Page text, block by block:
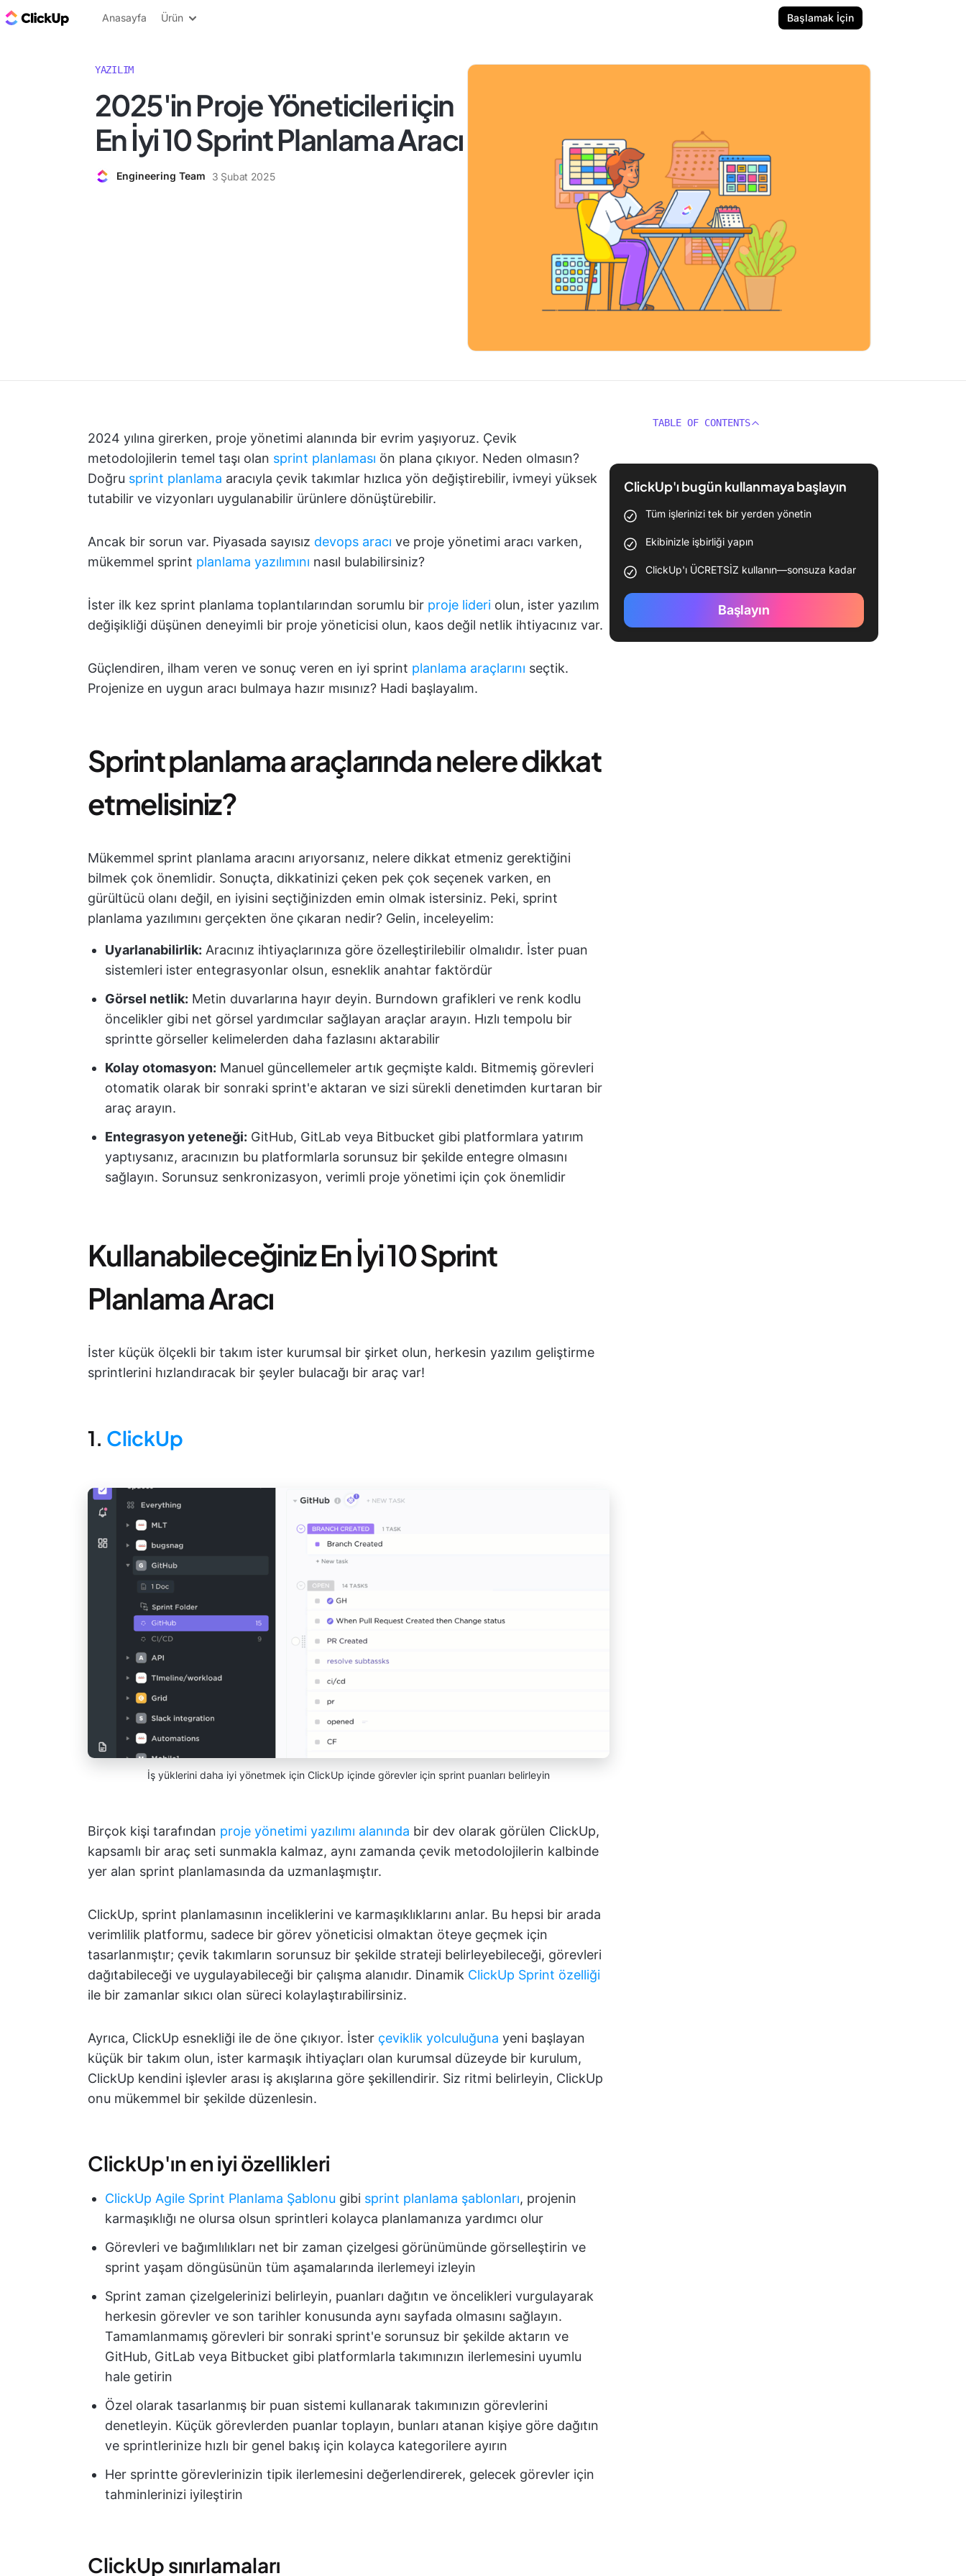
ClickUp Blog
Anasayfa Ürün Başlamak İçin
YAZILIM
2025'in Proje Yöneticileri için
En İyi 10 Sprint Planlama Aracı
Engineering Team 3 Şubat 2025
2024 yılına girerken, proje yönetimi alanında bir evrim yaşıyoruz. Çevik
metodolojilerin temel taşı olan sprint planlaması ön plana çıkıyor. Neden olmasın?
Doğru sprint planlama aracıyla çevik takımlar hızlıca yön değiştirebilir, ivmeyi yüksek
tutabilir ve vizyonları uygulanabilir ürünlere dönüştürebilir.
Ancak bir sorun var. Piyasada sayısız devops aracı ve proje yönetimi aracı varken,
mükemmel sprint planlama yazılımını nasıl bulabilirsiniz?
İster ilk kez sprint planlama toplantılarından sorumlu bir proje lideri olun, ister yazılım
değişikliği düşünen deneyimli bir proje yöneticisi olun, kaos değil netlik ihtiyacınız var.
Güçlendiren, ilham veren ve sonuç veren en iyi sprint planlama araçlarını seçtik.
Projenize en uygun aracı bulmaya hazır mısınız? Hadi başlayalım.
Sprint planlama araçlarında nelere dikkat
etmelisiniz?
Mükemmel sprint planlama aracını arıyorsanız, nelere dikkat etmeniz gerektiğini
bilmek çok önemlidir. Sonuçta, dikkatinizi çeken pek çok seçenek varken, en
gürültücü olanı değil, en iyisini seçtiğinizden emin olmak istersiniz. Peki, sprint
planlama yazılımını gerçekten öne çıkaran nedir? Gelin, inceleyelim:
Uyarlanabilirlik: Aracınız ihtiyaçlarınıza göre özelleştirilebilir olmalıdır. İster puan
sistemleri ister entegrasyonlar olsun, esneklik anahtar faktördür
Görsel netlik: Metin duvarlarına hayır deyin. Burndown grafikleri ve renk kodlu
öncelikler gibi net görsel yardımcılar sağlayan araçlar arayın. Hızlı tempolu bir
sprintte görseller kelimelerden daha fazlasını aktarabilir
Kolay otomasyon: Manuel güncellemeler artık geçmişte kaldı. Bitmemiş görevleri
otomatik olarak bir sonraki sprint'e aktaran ve sizi sürekli denetimden kurtaran bir
araç arayın.
Entegrasyon yeteneği: GitHub, GitLab veya Bitbucket gibi platformlara yatırım
yaptıysanız, aracınızın bu platformlarla sorunsuz bir şekilde entegre olmasını
sağlayın. Sorunsuz senkronizasyon, verimli proje yönetimi için çok önemlidir
Kullanabileceğiniz En İyi 10 Sprint
Planlama Aracı
İster küçük ölçekli bir takım ister kurumsal bir şirket olun, herkesin yazılım geliştirme
sprintlerini hızlandıracak bir şeyler bulacağı bir araç var!
1. ClickUp
İş yüklerini daha iyi yönetmek için ClickUp içinde görevler için sprint puanları belirleyin
Birçok kişi tarafından proje yönetimi yazılımı alanında bir dev olarak görülen ClickUp,
kapsamlı bir araç seti sunmakla kalmaz, aynı zamanda çevik metodolojilerin kalbinde
yer alan sprint planlamasında da uzmanlaşmıştır.
ClickUp, sprint planlamasının inceliklerini ve karmaşıklıklarını anlar. Bu hepsi bir arada
verimlilik platformu, sadece bir görev yöneticisi olmaktan öteye geçmek için
tasarlanmıştır; çevik takımların sorunsuz bir şekilde strateji belirleyebileceği, görevleri
dağıtabileceği ve uygulayabileceği bir çalışma alanıdır. Dinamik ClickUp Sprint özelliği
ile bir zamanlar sıkıcı olan süreci kolaylaştırabilirsiniz.
Ayrıca, ClickUp esnekliği ile de öne çıkıyor. İster çeviklik yolculuğuna yeni başlayan
küçük bir takım olun, ister karmaşık ihtiyaçları olan kurumsal düzeyde bir kurulum,
ClickUp kendini işlevler arası iş akışlarına göre şekillendirir. Siz ritmi belirleyin, ClickUp
onu mükemmel bir şekilde düzenlesin.
ClickUp'ın en iyi özellikleri
ClickUp Agile Sprint Planlama Şablonu gibi sprint planlama şablonları, projenin
karmaşıklığı ne olursa olsun sprintleri kolayca planlamanıza yardımcı olur
Görevleri ve bağımlılıkları net bir zaman çizelgesi görünümünde görselleştirin ve
sprint yaşam döngüsünün tüm aşamalarında ilerlemeyi izleyin
Sprint zaman çizelgelerinizi belirleyin, puanları dağıtın ve öncelikleri vurgulayarak
herkesin görevler ve son tarihler konusunda aynı sayfada olmasını sağlayın.
Tamamlanmamış görevleri bir sonraki sprint'e sorunsuz bir şekilde aktarın ve
GitHub, GitLab veya Bitbucket gibi platformlarla takımınızın ilerlemesini uyumlu
hale getirin
Özel olarak tasarlanmış bir puan sistemi kullanarak takımınızın görevlerini
denetleyin. Küçük görevlerden puanlar toplayın, bunları atanan kişiye göre dağıtın
ve sprintlerinize hızlı bir genel bakış için kolayca kategorilere ayırın
Her sprintte görevlerinizin tipik ilerlemesini değerlendirerek, gelecek görevler için
tahminlerinizi iyileştirin
ClickUp sınırlamaları
TABLE OF CONTENTS
ClickUp'ı bugün kullanmaya başlayın
Tüm işlerinizi tek bir yerden yönetin
Ekibinizle işbirliği yapın
ClickUp'ı ÜCRETSİZ kullanın—sonsuza kadar
Başlayın